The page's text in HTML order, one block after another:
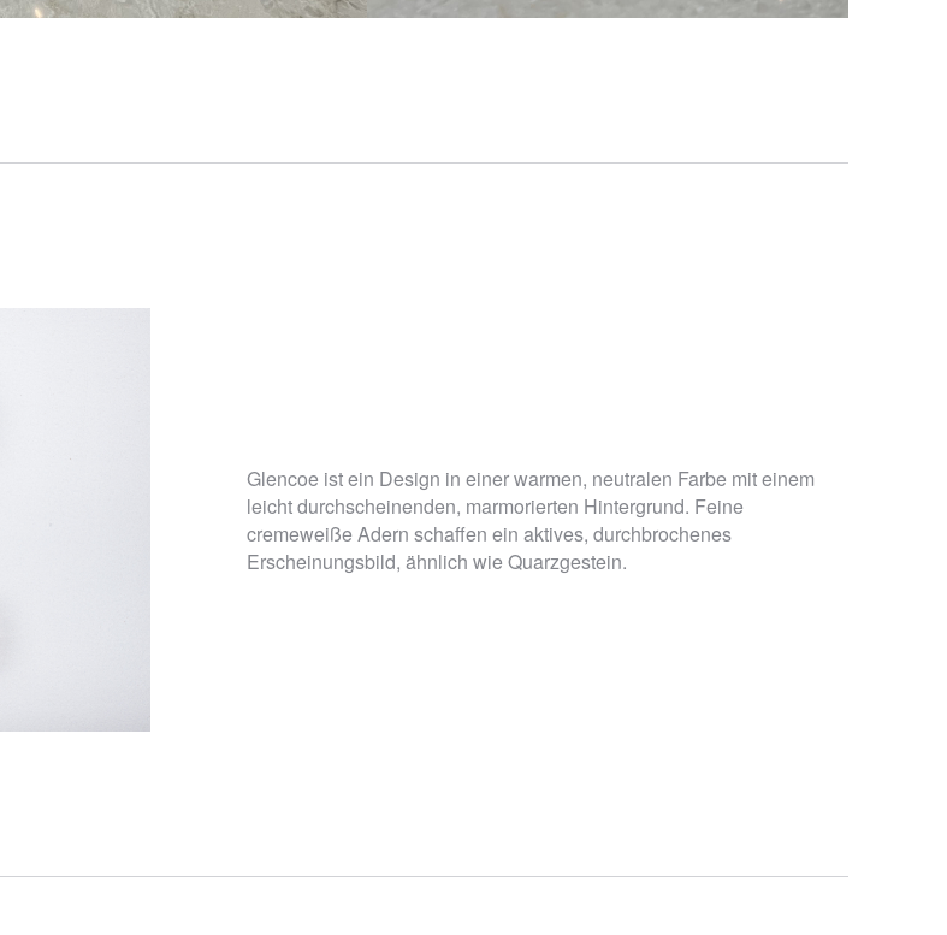
Glencoe ist ein Design in einer warmen, neutralen Farbe mit einem
leicht durchscheinenden, marmorierten Hintergrund. Feine
cremeweiße Adern schaffen ein aktives, durchbrochenes
Erscheinungsbild, ähnlich wie Quarzgestein.